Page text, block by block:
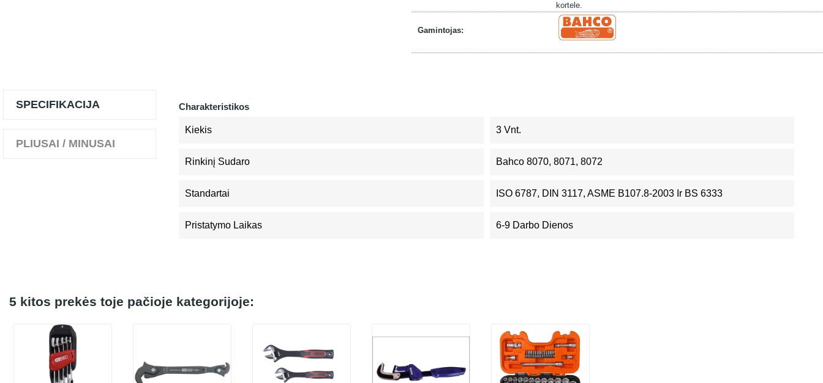
kortele.
Gamintojas:
SPECIFIKACIJA
PLIUSAI / MINUSAI
Charakteristikos
Kiekis 3 Vnt.
Rinkinį Sudaro Bahco 8070, 8071, 8072
Standartai ISO 6787, DIN 3117, ASME B107.8-2003 Ir BS 6333
Pristatymo Laikas 6-9 Darbo Dienos
5 kitos prekės toje pačioje kategorijoje: